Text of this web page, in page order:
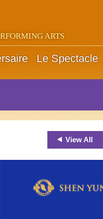
ARTS
Le Spectacle
View All